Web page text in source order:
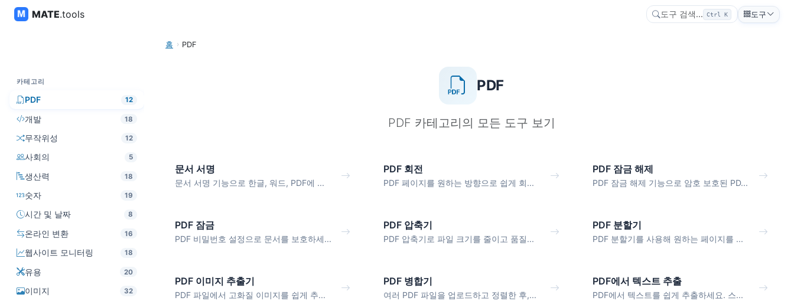
MATE.tools 도구 검색... Ctrl K 도구
카테고리
PDF 12
개발 18
무작위성 12
사회의 5
생산력 18
숫자 19
시간 및 날짜 8
온라인 변환 16
웹사이트 모니터링 18
유용 20
이미지 32
홈 PDF
PDF
PDF 카테고리의 모든 도구 보기
문서 서명
문서 서명 기능으로 한글, 워드, PDF에 ...
PDF 회전
PDF 페이지를 원하는 방향으로 쉽게 회...
PDF 잠금 해제
PDF 잠금 해제 기능으로 암호 보호된 PD...
PDF 잠금
PDF 비밀번호 설정으로 문서를 보호하세...
PDF 압축기
PDF 압축기로 파일 크기를 줄이고 품질...
PDF 분할기
PDF 분할기를 사용해 원하는 페이지를 ...
PDF 이미지 추출기
PDF 파일에서 고화질 이미지를 쉽게 추...
PDF 병합기
여러 PDF 파일을 업로드하고 정렬한 후,...
PDF에서 텍스트 추출
PDF에서 텍스트를 쉽게 추출하세요. 스...